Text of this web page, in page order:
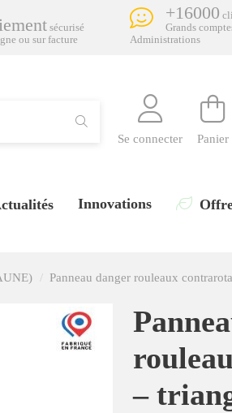
sécurisé
ou sur facture
+16000
Grands
Administrations
Se connecter Panier
Innovations
Panneau danger rouleaux
–